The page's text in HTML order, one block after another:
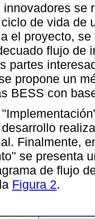
innovadores se
de vida de
el proyecto,
flujo de
partes
propone un
BESS con
Finalmente,
se presenta
de flujo
Figura 2.